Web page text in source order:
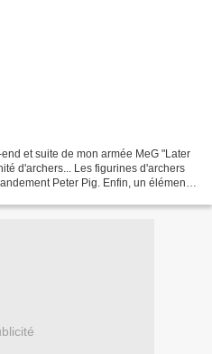
et suite de mon armée MeG "Later
d'archers... Les figurines d'archers
Peter Pig. Enfin, un élément